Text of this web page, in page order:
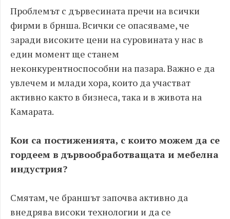
Проблемът с дървесината пречи на всички
фирми в брнша. Всички се опасяваме, че
заради високите цени на суровината у нас в
един момент ще станем
неконкурентноспособни на пазара. Важно е да
увлечем и млади хора, които да участват
активно както в бизнеса, така и в живота на
Камарата.
Кои са постиженията, с които можем да се
гордеем в дървообработващата и мебелна
индустрия?
Смятам, че браншът започва активно да
внедрява високи технологии и да се